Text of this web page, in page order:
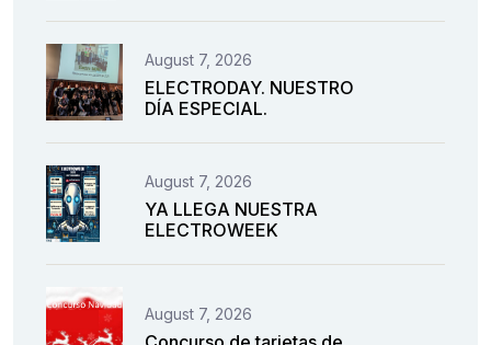
August 7, 2026
ELECTRODAY. NUESTRO
DÍA ESPECIAL.
August 7, 2026
YA LLEGA NUESTRA
ELECTROWEEK
August 7, 2026